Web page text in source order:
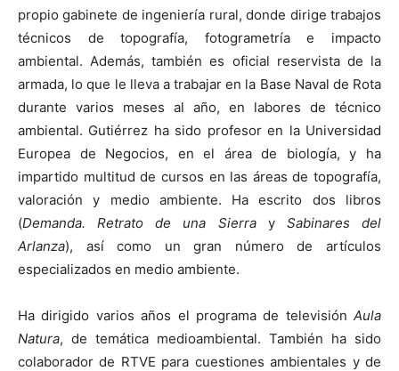
propio gabinete de ingeniería rural, donde dirige trabajos
técnicos de topografía, fotogrametría e impacto
ambiental. Además, también es oficial reservista de la
armada, lo que le lleva a trabajar en la Base Naval de Rota
durante varios meses al año, en labores de técnico
ambiental. Gutiérrez ha sido profesor en la Universidad
Europea de Negocios, en el área de biología, y ha
impartido multitud de cursos en las áreas de topografía,
valoración y medio ambiente. Ha escrito dos libros
(Demanda. Retrato de una Sierray Sabinares del
Arlanza), así como un gran número de artículos
especializados en medio ambiente.
Ha dirigido varios años el programa de televisión Aula
Natura, de temática medioambiental. También ha sido
colaborador de RTVE para cuestiones ambientales y de